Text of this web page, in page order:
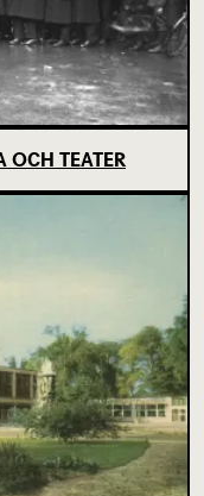
OCH TEATER